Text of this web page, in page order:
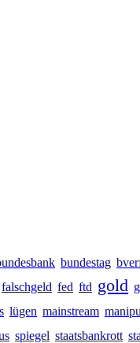
bundestag
falschgeld fed ftd gold
lügen mainstream
spiegel staatsbankrott